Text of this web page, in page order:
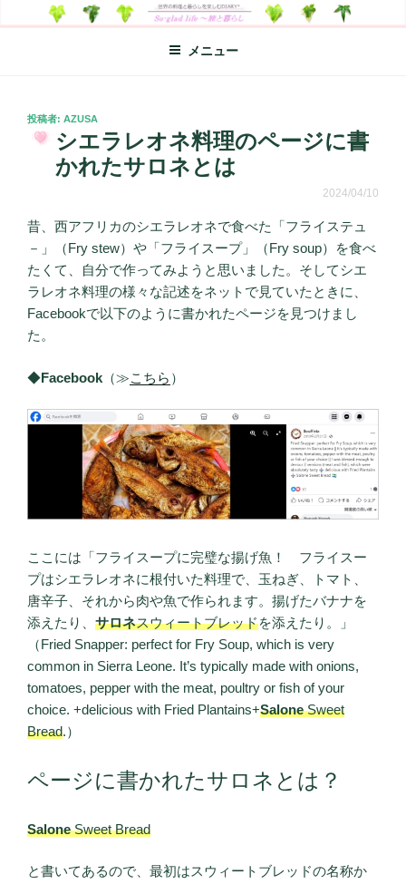
ン
ン
SO-GLAD LIFE～旅と暮らし
世界の料理のエッセイやレシピ、シンプルライフ、楽しい暮らしなどを
綴る、世界248か国を旅した松本あづさのDIARYです
メニュー
投
稿
投稿者: AZUSA
シエラレオネ料理のページに書
かれたサロネとは
2024/04/10
昔、西アフリカのシエラレオネで食べた「フライステュ
－」（Fry stew）や「フライスープ」（Fry soup）を食べ
たくて、自分で作ってみようと思いました。そしてシエ
ラレオネ料理の様々な記述をネットで見ていたときに、
Facebookで以下のように書かれたページを見つけまし
た。
◆Facebook （≫こちら ）
ここには「フライスープに完璧な揚げ魚！ フライスー
プはシエラレオネに根付いた料理で、玉ねぎ、トマト、
唐辛子、それから肉や魚で作られます。揚げたバナナを
添えたり、 サロネスウィートブレッドを添えたり。」
（Fried Snapper: perfect for Fry Soup, which is very
common in Sierra Leone. It’s typically made with onions,
tomatoes, pepper with the meat, poultry or fish of your
choice. +delicious with Fried Plantains+SaloneSweet
Bread.）
ページに書かれたサロネとは？
SaloneSweet Bread
と書いてあるので、最初はスウィートブレッドの名称か